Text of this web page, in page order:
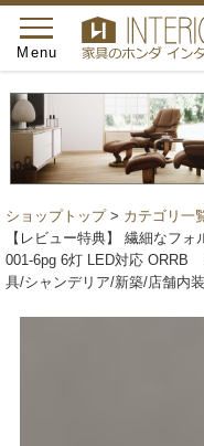
toggle
navigation
Menu
ショップトップ> カテゴリ一
【レビュー特典】 繊細なフ
001-6pg 6灯 LED対応 ORRB
具/シャンデリア/新築/店舗内